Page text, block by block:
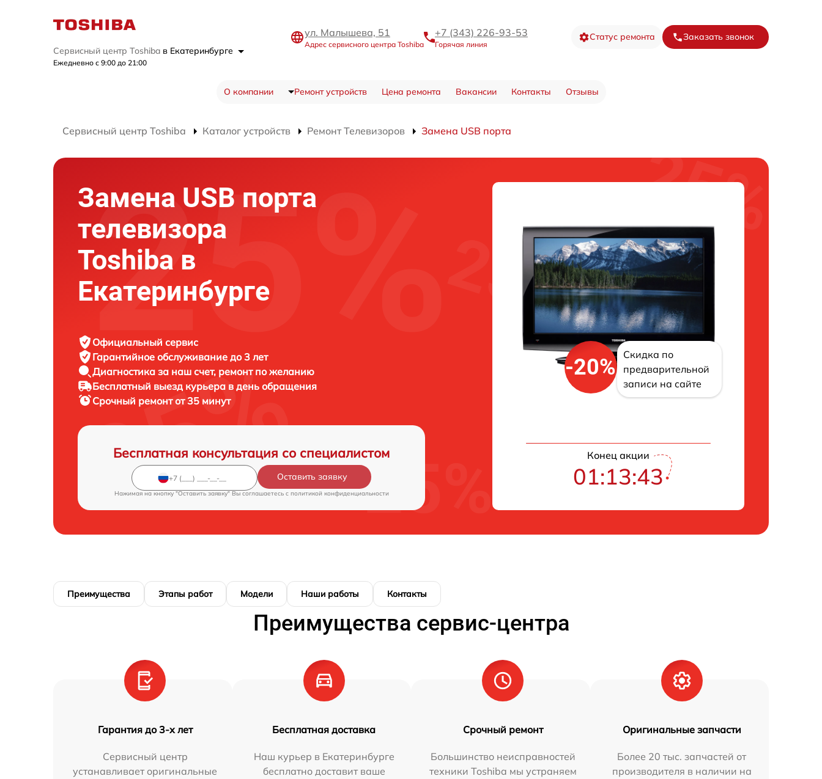
Сервисный центр Toshiba в Екатеринбурге
Ежедневно с 9:00 до 21:00
ул. Малышева, 51
Адрес сервисного центра Toshiba
+7 (343) 226-93-53
Горячая линия
Статус ремонта Заказать звонок
О компании Ремонт устройств Цена ремонта Вакансии Контакты Отзывы
Сервисный центр Toshiba Каталог устройств Ремонт Телевизоров Замена USB порта
Замена USB порта
телевизора
Toshiba в
Екатеринбурге
Официальный сервис
Гарантийное обслуживание до 3 лет
Диагностика за наш счет, ремонт по желанию
Бесплатный выезд курьера в день обращения
Срочный ремонтот 35 минут
Бесплатная консультация со специалистом
Оставить заявку
Нажимая на кнопку "Оставить заявку" Вы соглашаетесь c политикой конфиденциальности
-20%
Скидка по
предварительной
записи на сайте
Конец акции
01:13:42
Преимущества Этапы работ Модели Наши работы Контакты
Преимущества сервис-центра
Гарантия до 3-х лет
Сервисный центр
устанавливает оригинальные
Бесплатная доставка
Наш курьер в Екатеринбурге
бесплатно доставит ваше
Срочный ремонт
Большинство неисправностей
техники Toshiba мы устраняем
Оригинальные запчасти
Более 20 тыс. запчастей от
производителя в наличии на